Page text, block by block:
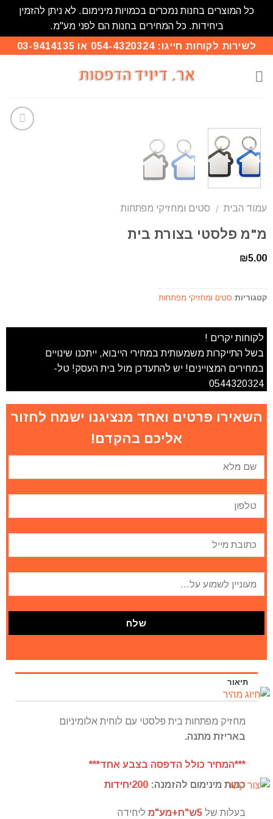
כל המוצרים בחנות נמכרים בכמויות מינימום. לא ניתן להזמין
ביחידות. כל המחירים בחנות הם לפני מע"מ.
לשירות לקוחות חייגו: 054-4320324 או 03-9414135
עמוד הבית / סטים ומחזיקי מפתחות
מ"מ פלסטי בצורת בית
₪5.00
קטגוריות סטים ומחזיקי מפתחות
לקוחות יקרים !
בשל התייקרות משמעותית במחירי הייבוא, ייתכנו שינויים
במחירים המצויינים! יש להתעדכן מול בית העסק! טל-
0544320324
השאירו פרטים ואחד מנציגנו ישמח לחזור
אליכם בהקדם!
תיאור
מחזיק מפתחות בית פלסטי עם לוחית אלומיניום
באריזת מתנה.
***המחיר כולל הדפסה בצבע אחד***
כמות מינימום להזמנה:
בעלות של ליחידה